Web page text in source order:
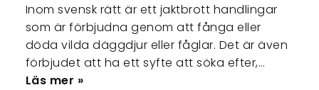
Inom svensk rätt är ett jaktbrott handlingar
som är förbjudna genom att fånga eller
döda vilda däggdjur eller fåglar. Det är även
förbjudet att ha ett syfte att söka efter,…
Läs mer »